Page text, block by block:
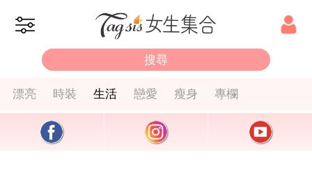
漂亮 時裝 生活 戀愛 瘦身 專欄